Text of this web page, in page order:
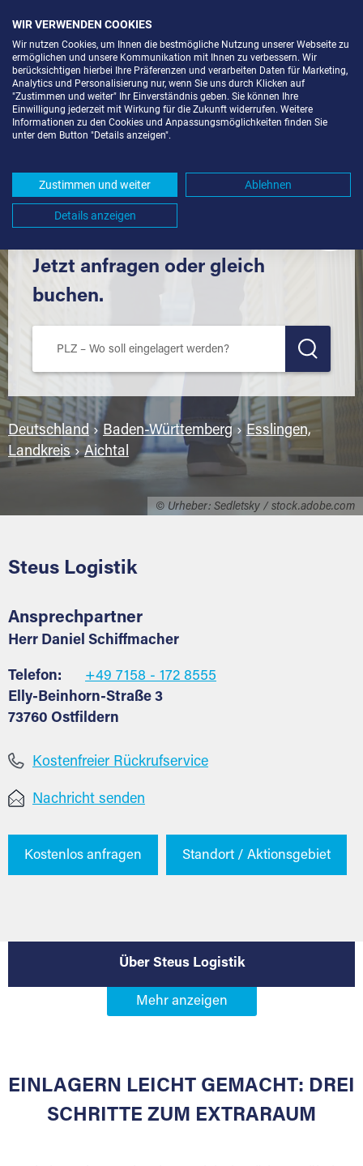
© Urheber: Sedletsky / stock.adobe.com
LAGERRAUM MIETEN IN AICHTAL
Komfortabel einlagern mit Extraraum
Jetzt anfragen oder gleich
buchen.
Deutschland › Baden-Württemberg › Esslingen,
Landkreis›Aichtal
Steus Logistik
Ansprechpartner
Herr Daniel Schiffmacher
Telefon:
+49 7158 - 172 8555
Elly-Beinhorn-Straße 3
73760 Ostfildern
Kostenfreier Rückrufservice
Nachricht senden
Kostenlos anfragen Standort / Aktionsgebiet
Über Steus Logistik
EINLAGERN LEICHT GEMACHT: DREI
SCHRITTE ZUM EXTRARAUM
WIR VERWENDEN COOKIES
Wir nutzen Cookies, um Ihnen die bestmögliche Nutzung unserer Webseite zu
ermöglichen und unsere Kommunikation mit Ihnen zu verbessern. Wir
berücksichtigen hierbei Ihre Präferenzen und verarbeiten Daten für Marketing,
Analytics und Personalisierung nur, wenn Sie uns durch Klicken auf
"Zustimmen und weiter" Ihr Einverständnis geben. Sie können Ihre
Einwilligung jederzeit mit Wirkung für die Zukunft widerrufen. Weitere
Informationen zu den Cookies und Anpassungsmöglichkeiten finden Sie
unter dem Button "Details anzeigen".
Zustimmen und weiter Ablehnen
Details anzeigen